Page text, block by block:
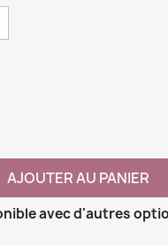
AJOUTER AU PANIER
avec d'autres